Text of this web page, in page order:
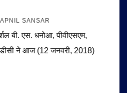
SANSAR
बी. एस. धनोआ, पीवीएसएम,
ने आज (12 जनवरी, 2018)